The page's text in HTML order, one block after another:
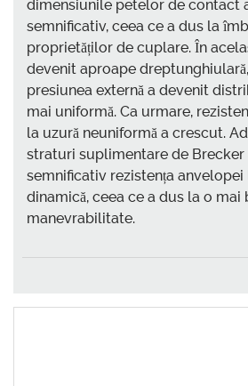
dimensiunile petelor de contact
semnificativ, ceea ce a dus la
proprietăților de cuplare. În
devenit aproape
presiunea externă a devenit
mai uniformă. Ca urmare,
la uzură neuniformă a crescut.
straturi suplimentare de Brecker
semnificativ rezistența
dinamică, ceea ce a dus la o mai
manevrabilitate.